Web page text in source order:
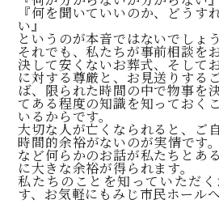
『何を聞いていいのか、どうす
い』
というのが本音ではないでしょ
それでも、私たちが事前相談を
決して安くないお葬式、そして
に対する尊厳と、お見送りする
ば、限られた時間の中で物事を
てある程度の知識を知っておく
いるからです。
大切な人が亡くなられると、ご
時間的余裕がないのが実情です
など何らかのお話が私たちとあ
に大きな余裕が得られます。
私たちのことを知っていただ
す、お気軽にもみじ市民ホール